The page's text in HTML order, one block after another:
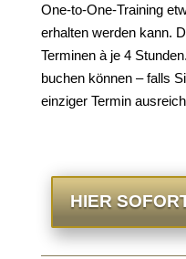
One-to-One-Training
erhalten werden kann.
Terminen à je 4
buchen können – falls
einziger Termin
HIER